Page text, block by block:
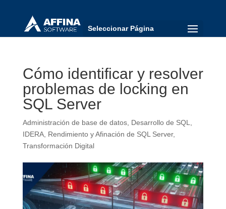
Seleccionar Página
Cómo identificar y resolver
problemas de locking en
SQL Server
Administración de base de datos, Desarrollo de SQL
IDERA, Rendimiento y Afinación de SQL Server,
Transformación Digital